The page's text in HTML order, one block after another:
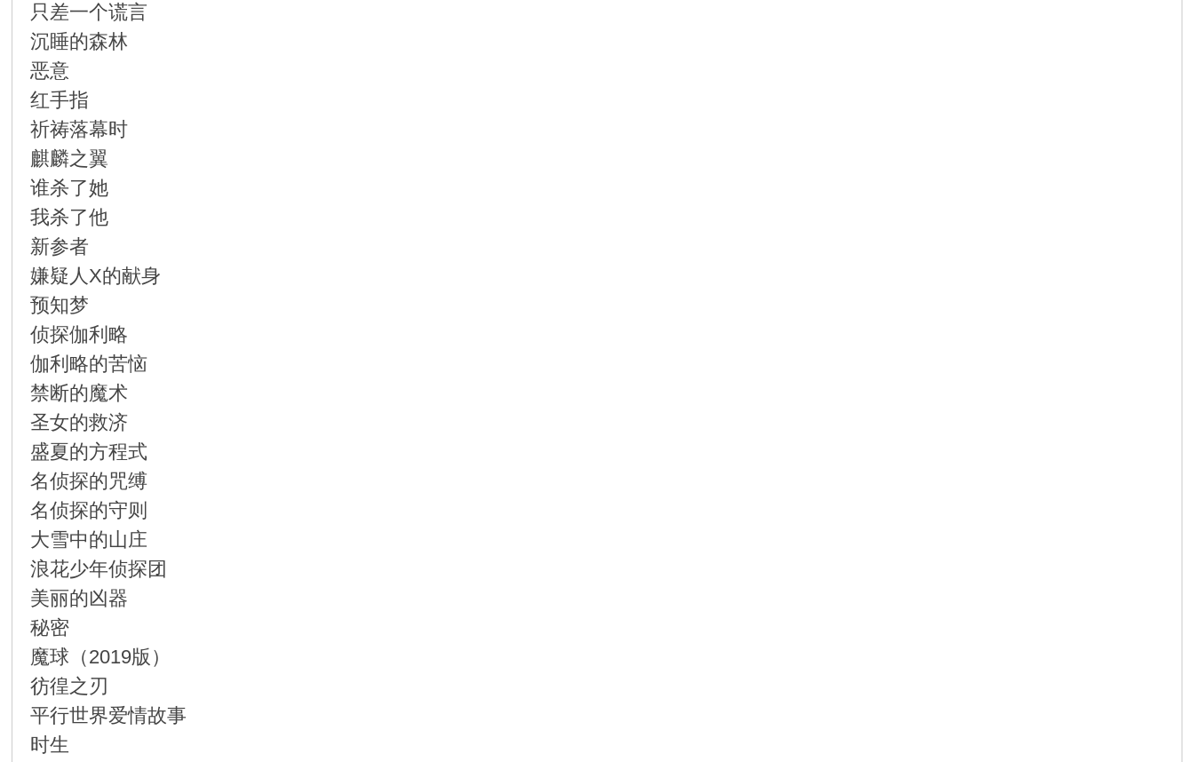
只差一个谎言
沉睡的森林
恶意
红手指
祈祷落幕时
麒麟之翼
谁杀了她
我杀了他
新参者
嫌疑人X的献身
预知梦
侦探伽利略
伽利略的苦恼
禁断的魔术
圣女的救济
盛夏的方程式
名侦探的咒缚
名侦探的守则
大雪中的山庄
浪花少年侦探团
美丽的凶器
秘密
魔球（2019版）
彷徨之刃
平行世界爱情故事
时生